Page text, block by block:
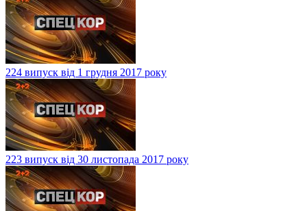
224 випуск від 1 грудня 2017 року
223 випуск від 30 листопада 2017 року